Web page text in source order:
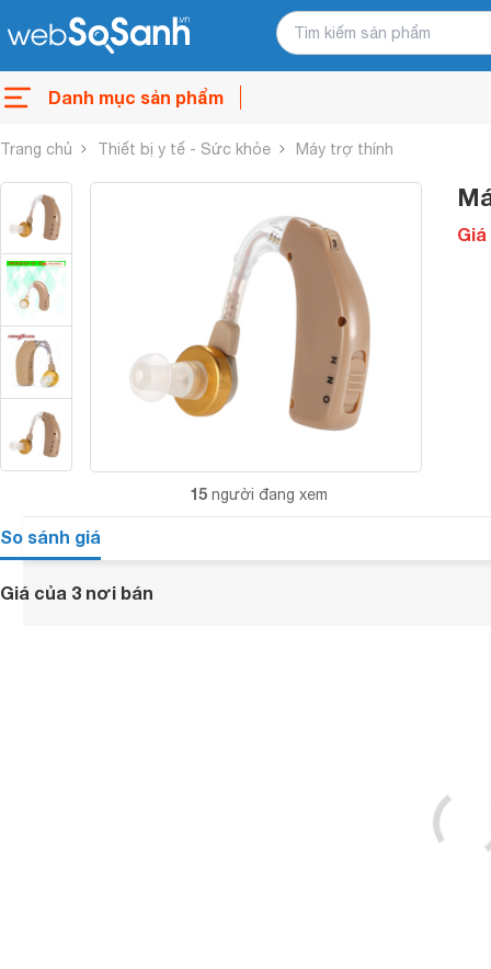
Danh mục sản phẩm
Trang chủ Thiết bị y tế - Sức khỏe Máy trợ thính
15 người đang xem
So sánh giá
Giá của 3 nơi bán